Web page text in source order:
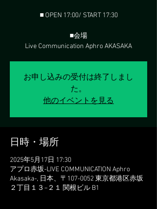
■ OPEN 17:00/ START 17:30
■会場
Live Communication Aphro AKASAKA
お申し込みの受付は終了しまし
た。
他のイベントを見る
日時・場所
2025年5月17日 17:30
アプロ赤坂-LIVE COMMUNICATION Aphro
Akasaka-, 日本、〒107-0052 東京都港区赤坂
２丁目１３−２１ 関根ビル B1